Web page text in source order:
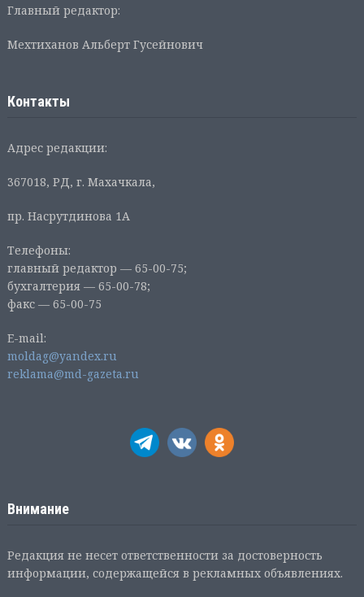
Главный редактор:
Мехтиханов Альберт Гусейнович
Контакты
Адрес редакции:
367018, РД, г. Махачкала,
пр. Насрутдинова 1А
Телефоны:
главный редактор — 65-00-75;
бухгалтерия — 65-00-78;
факс — 65-00-75
E-mail:
moldag@yandex.ru
reklama@md-gazeta.ru
Внимание
Редакция не несет ответственности за достоверность
информации, содержащейся в рекламных объявлениях.